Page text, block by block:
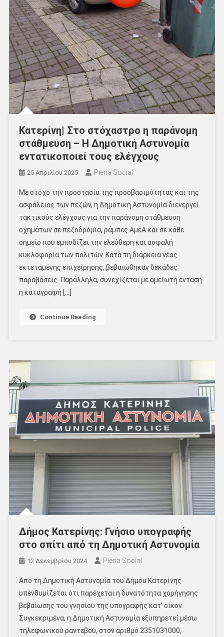
Κατερίνη| Στο στόχαστρο η παράνομη
στάθμευση – Η Δημοτική Αστυνομία
εντατικοποιεί τους ελέγχους
25 Απριλίου 2025 Pieria Social
Με στόχο την προστασία της προσβασιμότητας και της
ασφάλειας των πεζών, η Δημοτική Αστυνομία διενεργεί
τακτικούς ελέγχους για την παράνομη στάθμευση
οχημάτων σε πεζοδρόμια, ράμπες ΑμεΑ και σε κάθε
σημείο που εμποδίζει την ελεύθερη και ασφαλή
κυκλοφορία των πολιτών. Κατά τη διάρκεια νέας
εκτεταμένης επιχείρησης, βεβαιώθηκαν δεκάδες
παραβάσεις. Παράλληλα, συνεχίζεται με αμείωτη ένταση
η καταγραφή […]
Continue Reading
Δήμος Κατερίνης: Γνήσιο υπογραφής
στο σπίτι από τη Δημοτική Αστυνομία
12 Δεκεμβρίου 2024 Pieria Social
Από τη Δημοτική Αστυνομία του Δήμου Κατερίνης
υπενθυμίζεται ότι παρέχεται η δυνατότητα χορήγησης
βεβαίωσης του γνησίου της υπογραφής κατ’ οίκον.
Συγκεκριμένα, η Δημοτική Αστυνομία εξυπηρετεί μέσω
τηλεφωνικού ραντεβού, στον αριθμό 2351031000,